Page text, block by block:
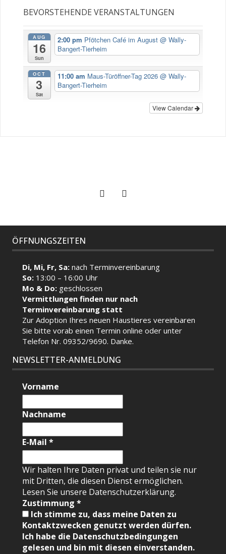
BEVORSTEHENDE VERANSTALTUNGEN
AUG
16
Sun
2:00 pm Pfötchen Café im August@ Wally-
Bangert-Tierheim
OCT
3
Sat
11:00 am Maus-Türöffner-Tag 2026@ Wally-
Bangert-Tierheim
View Calendar
ÖFFNUNGSZEITEN
Di, Mi, Fr, Sa:nach Terminvereinbarung
So: 13:00 – 16:00 Uhr
Mo & Do: geschlossen
Vermittlungen finden nur nach
Terminvereinbarung statt
Zur Adoption Ihres neuen Haustieres vereinbaren
Sie bitte vorab einen Terminonline oder unter
Telefon Nr. 09352/9690. Danke.
NEWSLETTER-ANMELDUNG
Vorname
Nachname
E-Mail*
Wir halten Ihre Daten privat und teilen sie nur
mit Dritten, die diesen Dienst ermöglichen.
Lesen Sie unsere Datenschutzerklärung.
Zustimmung*
Ich stimme zu, dass meine Daten zu
Kontaktzwecken genutzt werden dürfen.
Ich habe die Datenschutzbedingungen
gelesen und bin mit diesen einverstanden.